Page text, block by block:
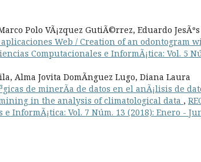
Polo VÃ¡zquez GutiÃ©rrez, Eduardo JesÃºs
Web / Creation of an odontogram
Computacionales e InformÃ¡tica: Vol. 5
Alma Jovita DomÃ­nguez Lugo, Diana Laura
de minerÃ­a de datos en el anÃ¡lisis de
in the analysis of climatological data ,
InformÃ¡tica: Vol. 7 Núm. 13 (2018): Enero -